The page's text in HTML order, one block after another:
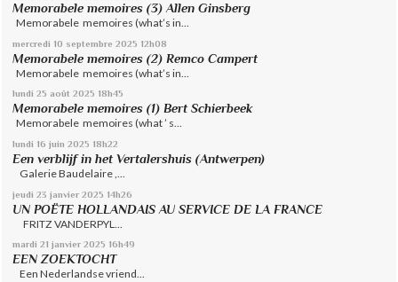
Memorabele memoires (3) Allen Ginsberg
Memorabele memoires (what’s in...
mercredi 10 septembre 2025 12h08
Memorabele memoires (2) Remco Campert
Memorabele memoires (what’s in...
lundi 25 août 2025 18h45
Memorabele memoires (1) Bert Schierbeek
Memorabele memoires (what ’ s...
lundi 16 juin 2025 18h22
Een verblijf in het Vertalershuis (Antwerpen)
Galerie Baudelaire ,...
jeudi 23 janvier 2025 14h26
UN POËTE HOLLANDAIS AU SERVICE DE LA FRANCE
FRITZ VANDERPYL...
mardi 21 janvier 2025 16h49
EEN ZOEKTOCHT
Een Nederlandse vriend...